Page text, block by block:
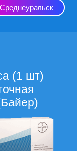
Среднеуральск
(1 шт)